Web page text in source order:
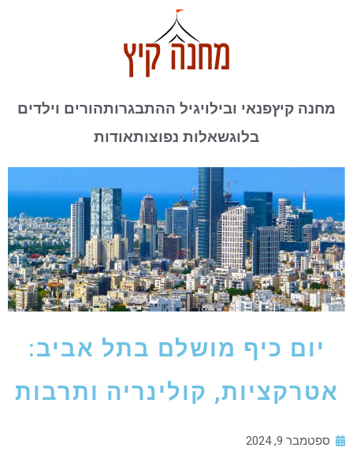
מחנה קיץפנאי ובילויגיל ההתבגרותהורים וילדים
בלוגשאלות נפוצותאודות
יום כיף מושלם בתל אביב:
אטרקציות, קולינריה ותרבות
ספטמבר 9, 2024